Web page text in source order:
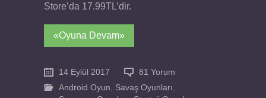
Store’da 17.99TL’dir.
«Oyuna Devam»
14 Eylül 2017
81 Yorum
Android Oyun
Savaş Oyunları